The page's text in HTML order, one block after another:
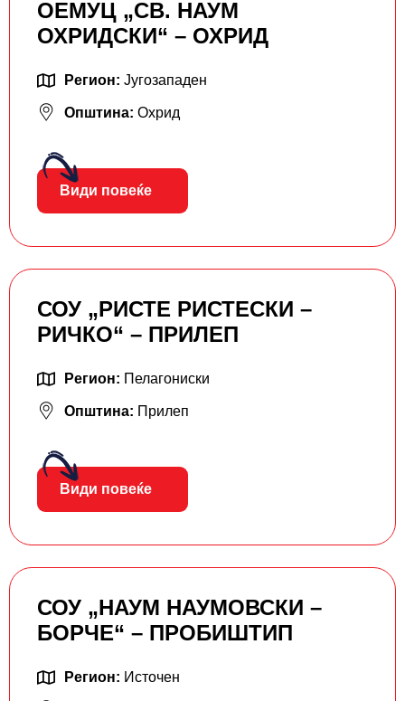
ОЕМУЦ „СВ. НАУМ
ОХРИДСКИ“ – ОХРИД
Регион: Југозападен
Општина: Охрид
Види повеќе
СОУ „РИСТЕ РИСТЕСКИ –
РИЧКО“ – ПРИЛЕП
Регион: Пелагониски
Општина: Прилеп
Види повеќе
СОУ „НАУМ НАУМОВСКИ –
БОРЧЕ“ – ПРОБИШТИП
Регион: Источен